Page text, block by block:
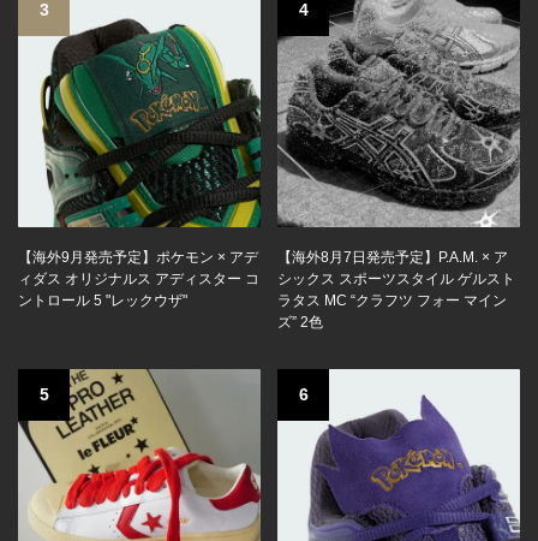
3
【海外9月発売予定】ポケモン × アデ
ィダス オリジナルス アディスター コ
ントロール 5 "レックウザ"
4
【海外8月7日発売予定】P.A.M. × ア
シックス スポーツスタイル ゲルスト
ラタス MC “クラフツ フォー マイン
ズ” 2色
5 6